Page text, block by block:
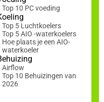
Top 10 PC voeding
Top 5 Luchtkoelers
Top 5 AIO -waterkoelers
Hoe plaats je een AIO-
waterkoeler
Airflow
Top 10 Behuizingen van
2026